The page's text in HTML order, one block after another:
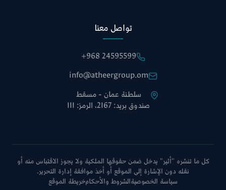
تواصل معنا
+968 24595599
info@atheergroup.om
سلطنة عمان - مسقط
صندوق بريد: 2167، الرمز: 111
كل ما تنشره "أثير" يدخل ضمن حقوقها الملكية ولا يجوز الاقتباس منه أو
نقله دون الإشارة إلى الموقع أو أخذ موافقة إدارة التحرير.
سياسة الخصوصيةالشروط والأحكامخريطة الموقع